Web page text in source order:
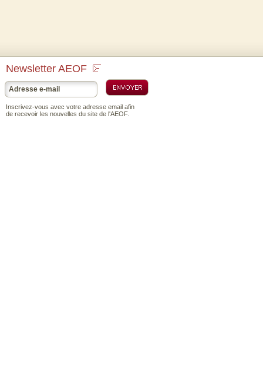
Newsletter AEOF
Inscrivez-vous avec votre adresse email afin
de recevoir les nouvelles du site de l'AEOF.